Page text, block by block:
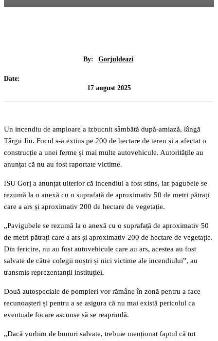
By: Gorjuldeazi
Date:
17 august 2025
Un incendiu de amploare a izbucnit sâmbătă după-amiază, lângă
Târgu Jiu. Focul s-a extins pe 200 de hectare de teren și a afectat o
construcție a unei ferme și mai multe autovehicule. Autoritățile au
anunțat că nu au fost raportate victime.
ISU Gorj a anunțat ulterior că incendiul a fost stins, iar pagubele se
rezumă la o anexă cu o suprafață de aproximativ 50 de metri pătrați
care a ars și aproximativ 200 de hectare de vegetație.
„Pavigubele se rezumă la o anexă cu o suprafață de aproximativ 50
de metri pătrați care a ars și aproximativ 200 de hectare de vegetație.
Din fericire, nu au fost autovehicule care au ars, acestea au fost
salvate de către colegii noștri și nici victime ale incendiului”, au
transmis reprezentanții instituției.
Două autospeciale de pompieri vor rămâne în zonă pentru a face
recunoașteri și pentru a se asigura că nu mai există pericolul ca
eventuale focare ascunse să se reaprindă.
„Dacă vorbim de bunuri salvate, trebuie menționat faptul că tot